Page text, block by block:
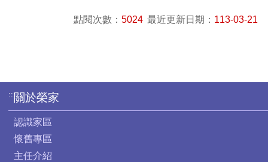
點閱次數： 5024 最近更新日期： 113-03-21
:::關於榮家
認識家區
懷舊專區
主任介紹